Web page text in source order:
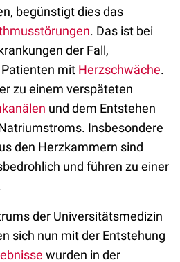
begünstigt dies das
. Das ist bei
der Fall,
mit Herzschwäche.
zu einem verspäteten
und dem Entstehen
Insbesondere
den Herzkammern sind
und führen zu einer
der Universitätsmedizin
sich nun mit der Entstehung
wurden in der